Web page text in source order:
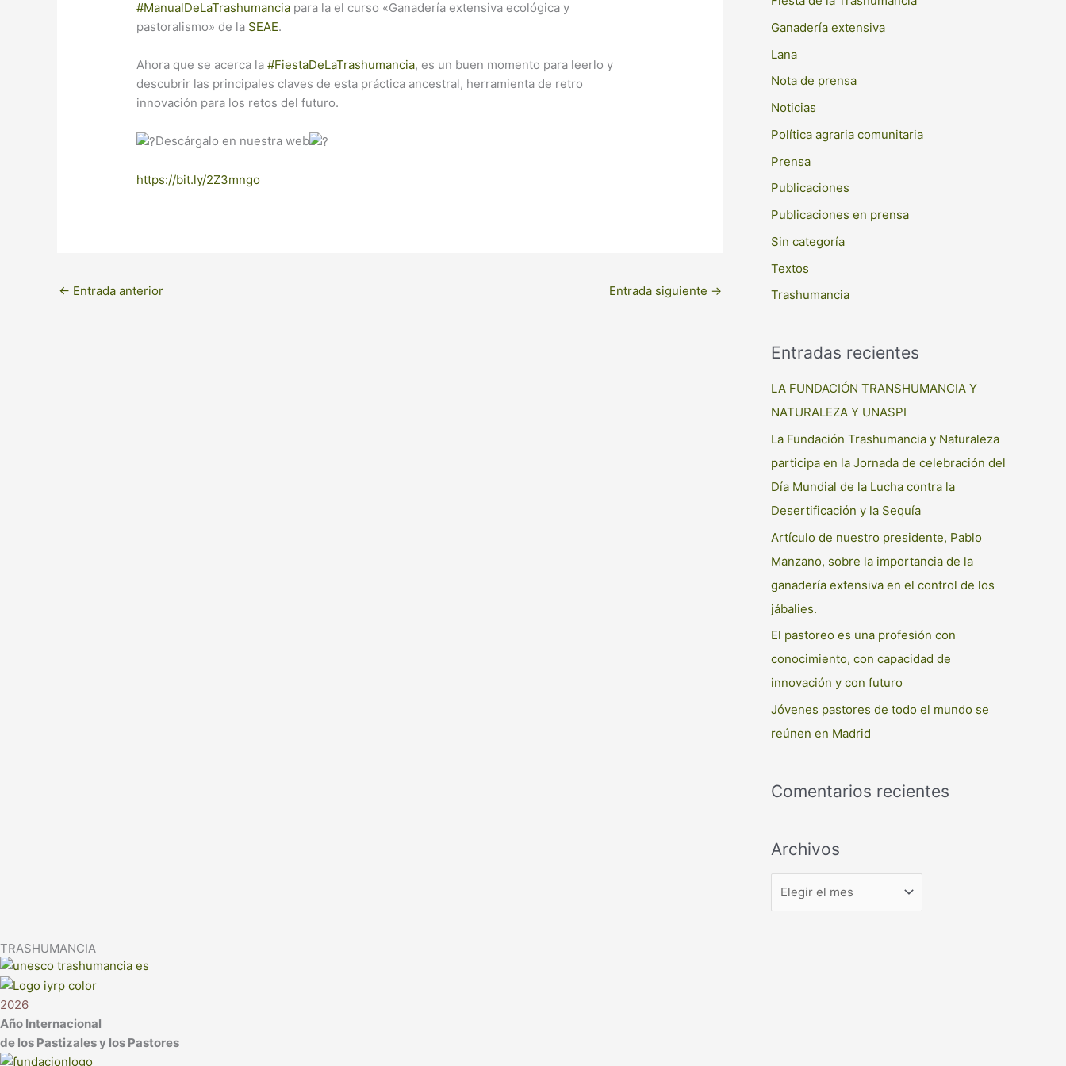
#ManualDeLaTrashumancia para la el curso «Ganadería extensiva ecológica y
pastoralismo» de la SEAE.
Ahora que se acerca la#FiestaDeLaTrashumancia, es un buen momento para leerlo y
descubrir las principales claves de esta práctica ancestral, herramienta de retro
innovación para los retos del futuro.
Descárgalo en nuestra web
https://bit.ly/2Z3mngo
← Entrada anterior Entrada siguiente →
Ganadería extensiva
Lana
Nota de prensa
Noticias
Política agraria comunitaria
Prensa
Publicaciones
Publicaciones en prensa
Sin categoría
Textos
Trashumancia
Entradas recientes
LA FUNDACIÓN TRANSHUMANCIA Y
NATURALEZA Y UNASPI
La Fundación Trashumancia y Naturaleza
participa en la Jornada de celebración del
Día Mundial de la Lucha contra la
Desertificación y la Sequía
Artículo de nuestro presidente, Pablo
Manzano, sobre la importancia de la
ganadería extensiva en el control de los
jábalies.
El pastoreo es una profesión con
conocimiento, con capacidad de
innovación y con futuro
Jóvenes pastores de todo el mundo se
reúnen en Madrid
Comentarios recientes
Archivos
TRASHUMANCIA
2026
Año Internacional
de los Pastizales y los Pastores